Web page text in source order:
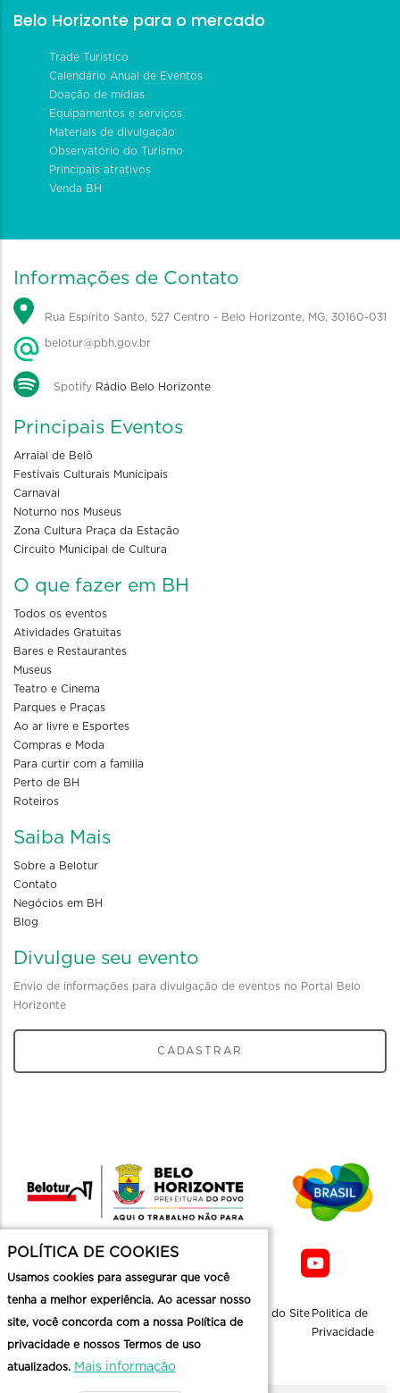
Belo Horizonte para o mercado
Trade Turístico
Calendário Anual de Eventos
Doação de mídias
Equipamentos e serviços
Materiais de divulgação
Observatório do Turismo
Principais atrativos
Venda BH
Informações de Contato
Rua Espírito Santo, 527 Centro - Belo Horizonte, MG, 30160-031
belotur@pbh.gov.br
Spotify Rádio Belo Horizonte
Principais Eventos
Arraial de Belô
Festivais Culturais Municipais
Carnaval
Noturno nos Museus
Zona Cultura Praça da Estação
Circuito Municipal de Cultura
O que fazer em BH
Todos os eventos
Atividades Gratuitas
Bares e Restaurantes
Museus
Teatro e Cinema
Parques e Praças
Ao ar livre e Esportes
Compras e Moda
Para curtir com a familia
Perto de BH
Roteiros
Saiba Mais
Sobre a Belotur
Contato
Negócios em BH
Blog
Divulgue seu evento
Envio de informações para divulgação de eventos no Portal Belo
Horizonte
CADASTRAR
Mapa do Site Politica de
Privacidade
POLÍTICA DE COOKIES
Usamos cookies para assegurar que você
tenha a melhor experiência. Ao acessar nosso
site, você concorda com a nossa Política de
privacidade e nossos Termos de uso
atualizados. Mais informação